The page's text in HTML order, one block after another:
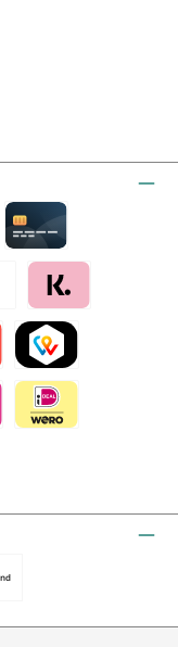
Klarna by mollie
mollie
TWINT by mollie
Credit card by mollie